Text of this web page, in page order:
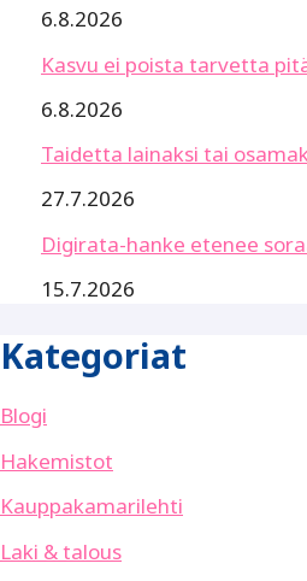
6.8.2026
Kasvu ei poista tarvetta
6.8.2026
Taidetta lainaksi tai
27.7.2026
Digirata-hanke etenee
15.7.2026
Kategoriat
Blogi
Hakemistot
Kauppakamarilehti
Laki & talous